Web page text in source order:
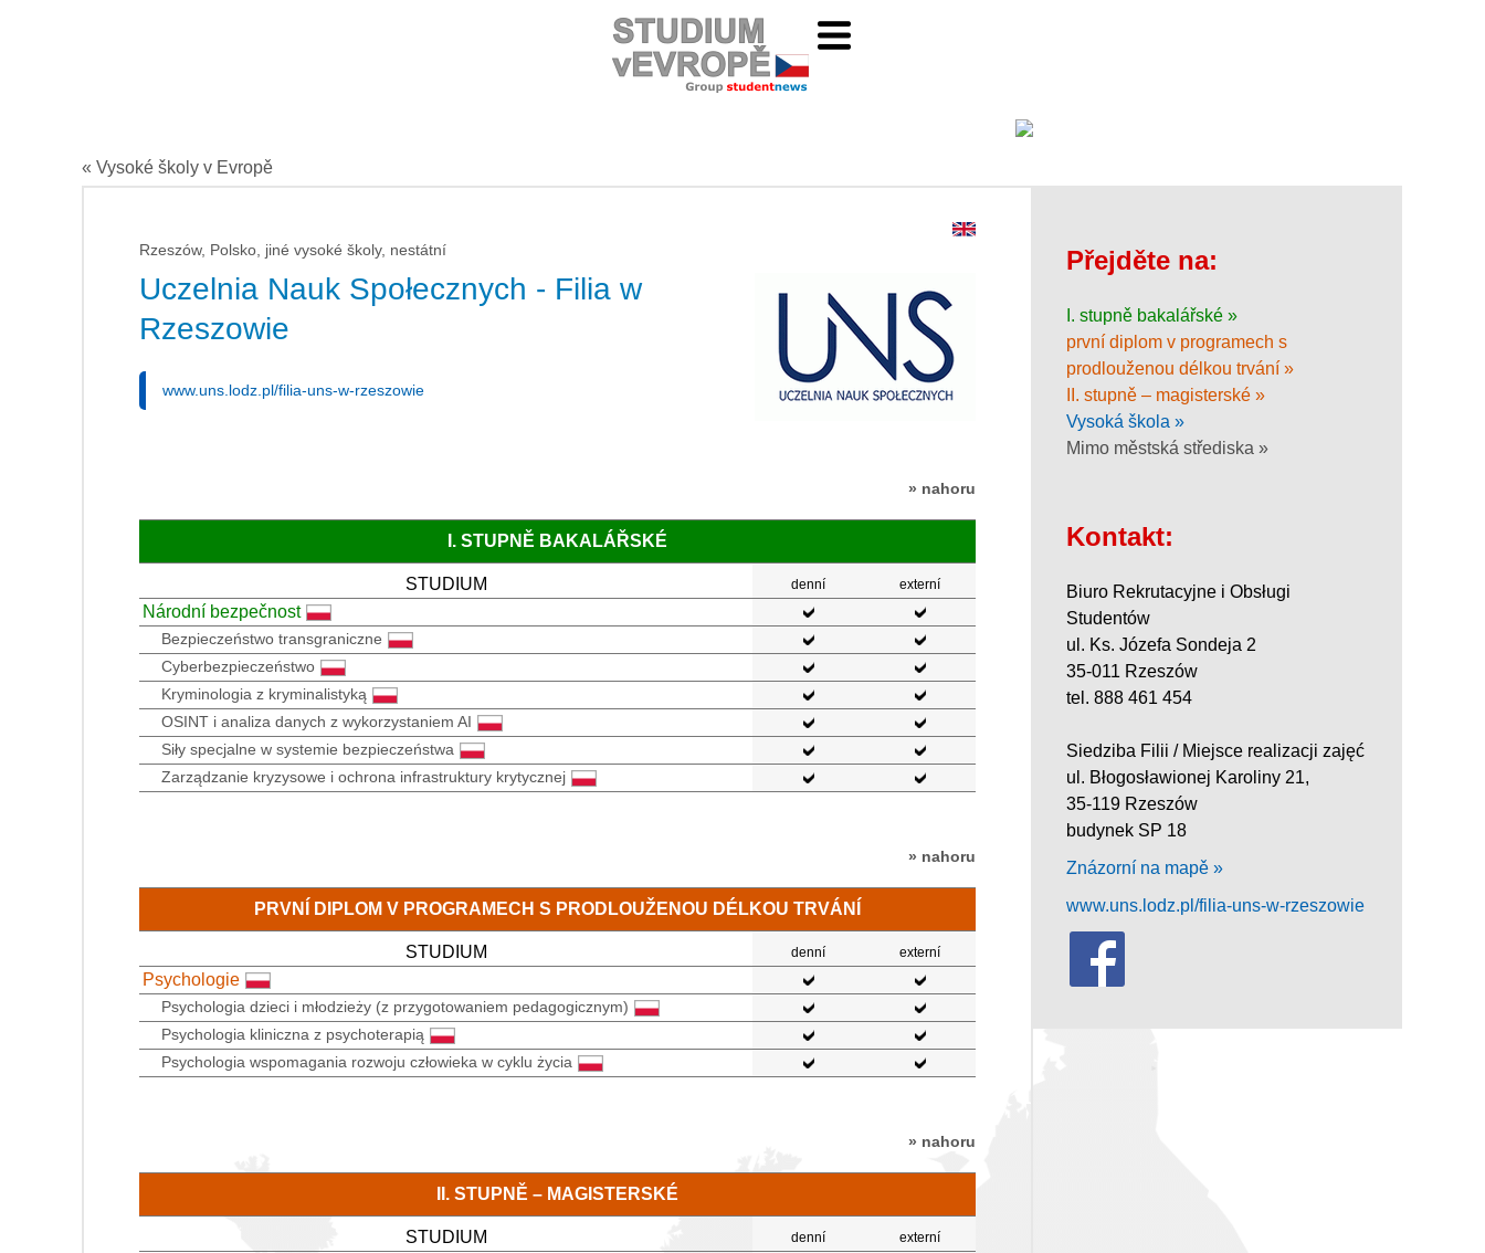
« Vysoké školy v Evropě
Rzeszów, Polsko, jiné vysoké školy, nestátní
Uczelnia Nauk Społecznych - Filia w
Rzeszowie
www.uns.lodz.pl/filia-uns-w-rzeszowie
» nahoru
I. STUPNĚ BAKALÁŘSKÉ
STUDIUM denní externí
Národní bezpečnost
Bezpieczeństwo transgraniczne
Cyberbezpieczeństwo
Kryminologia z kryminalistyką
OSINT i analiza danych z wykorzystaniem AI
Siły specjalne w systemie bezpieczeństwa
Zarządzanie kryzysowe i ochrona infrastruktury krytycznej
» nahoru
PRVNÍ DIPLOM V PROGRAMECH S PRODLOUŽENOU DÉLKOU TRVÁNÍ
STUDIUM denní externí
Psychologie
Psychologia dzieci i młodzieży (z przygotowaniem pedagogicznym)
Psychologia kliniczna z psychoterapią
Psychologia wspomagania rozwoju człowieka w cyklu życia
» nahoru
II. STUPNĚ – MAGISTERSKÉ
STUDIUM denní externí
Přejděte na:
I. stupně bakalářské »
první diplom v programech s
prodlouženou délkou trvání »
II. stupně – magisterské »
Vysoká škola »
Mimo městská střediska »
Kontakt:
Biuro Rekrutacyjne i Obsługi
Studentów
ul. Ks. Józefa Sondeja 2
35-011 Rzeszów
tel. 888 461 454
Siedziba Filii / Miejsce realizacji zajęć
ul. Błogosławionej Karoliny 21,
35-119 Rzeszów
budynek SP 18
Znázorní na mapě »
www.uns.lodz.pl/filia-uns-w-rzeszowie